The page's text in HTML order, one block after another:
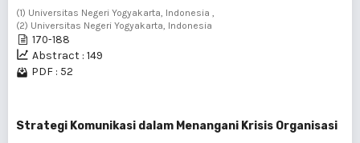
(1) Universitas Negeri Yogyakarta, Indonesia ,
(2) Universitas Negeri Yogyakarta, Indonesia
170-188
Abstract : 149
PDF : 52
Strategi Komunikasi dalam Menangani Krisis Organisasi